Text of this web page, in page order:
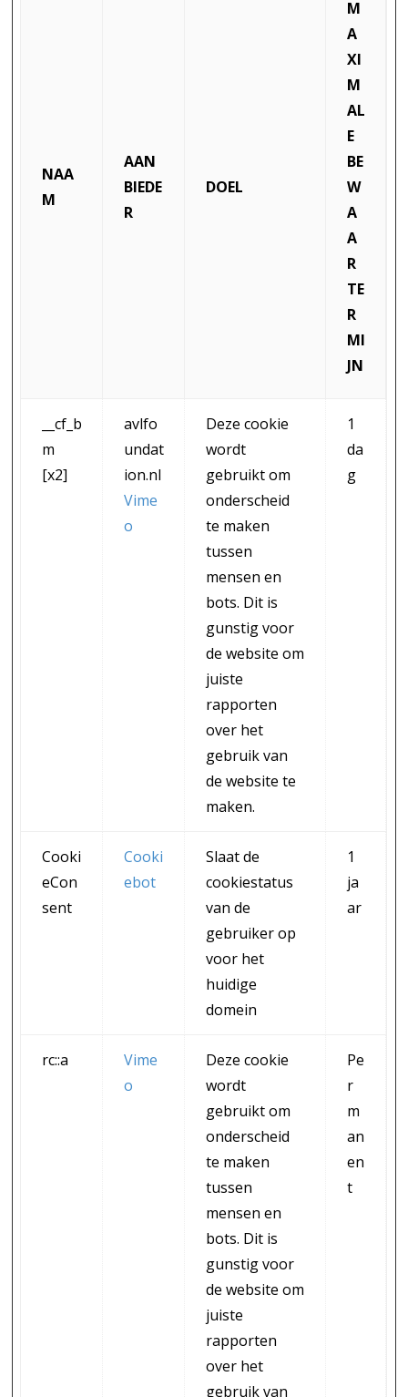
NAA
M
AAN
BIEDE
R
DOEL
M
A
XI
M
AL
E
BE
W
A
A
R
TE
R
MI
JN
__cf_b
m
[x2]
avlfo
undat
ion.nl
Vime
o
Deze cookie
wordt
gebruikt om
onderscheid
te maken
tussen
mensen en
bots. Dit is
gunstig voor
de website om
juiste
rapporten
over het
gebruik van
de website te
maken.
1
da
g
Cooki
eCon
sent
Cooki
ebot
Slaat de
cookiestatus
van de
gebruiker op
voor het
huidige
domein
1
ja
ar
rc::a
Vime
o
Deze cookie
wordt
gebruikt om
onderscheid
te maken
tussen
mensen en
bots. Dit is
gunstig voor
de website om
juiste
rapporten
over het
gebruik van
Pe
r
m
an
en
t